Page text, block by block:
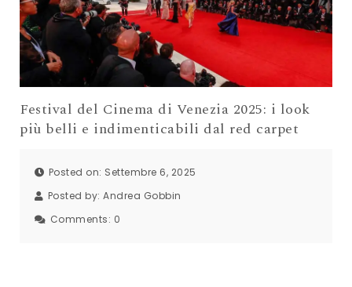
Festival del Cinema di Venezia 2025: i look
più belli e indimenticabili dal red carpet
Posted on: Settembre 6, 2025
Posted by: Andrea Gobbin
Comments: 0